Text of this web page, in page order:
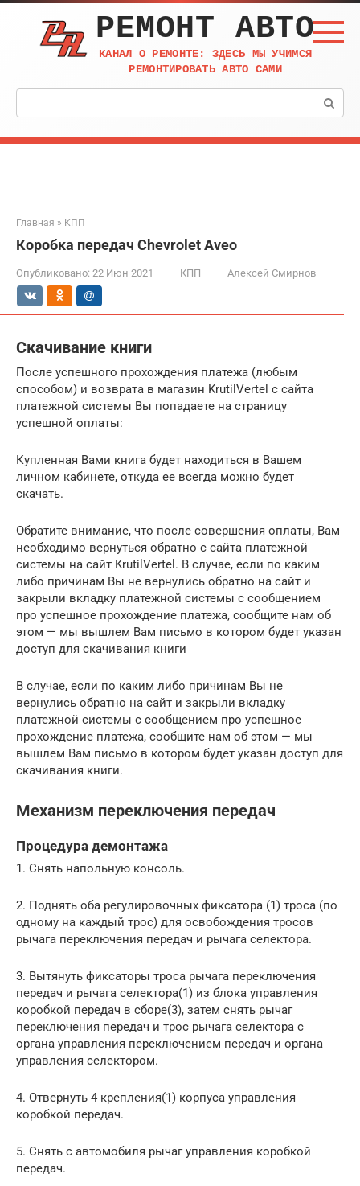
Перейти
контенту
РЕМОНТ АВТО
КАНАЛ О РЕМОНТЕ: ЗДЕСЬ МЫ УЧИМСЯ
РЕМОНТИРОВАТЬ АВТО САМИ
Поиск:
Главная » КПП
Коробка передач Chevrolet Aveo
Опубликовано: 22 Июн 2021 КПП Алексей Смирнов
Скачивание книги
После успешного прохождения платежа (любым
способом) и возврата в магазин KrutilVertel с сайта
платежной системы Вы попадаете на страницу
успешной оплаты:
Купленная Вами книга будет находиться в Вашем
личном кабинете, откуда ее всегда можно будет
скачать.
Обратите внимание, что после совершения оплаты, Вам
необходимо вернуться обратно с сайта платежной
системы на сайт KrutilVertel. В случае, если по каким
либо причинам Вы не вернулись обратно на сайт и
закрыли вкладку платежной системы с сообщением
про успешное прохождение платежа, сообщите нам об
этом — мы вышлем Вам письмо в котором будет указан
доступ для скачивания книги
В случае, если по каким либо причинам Вы не
вернулись обратно на сайт и закрыли вкладку
платежной системы с сообщением про успешное
прохождение платежа, сообщите нам об этом — мы
вышлем Вам письмо в котором будет указан доступ для
скачивания книги.
Механизм переключения передач
Процедура демонтажа
1. Снять напольную консоль.
2. Поднять оба регулировочных фиксатора (1) троса (по
одному на каждый трос) для освобождения тросов
рычага переключения передач и рычага селектора.
3. Вытянуть фиксаторы троса рычага переключения
передач и рычага селектора(1) из блока управления
коробкой передач в сборе(3), затем снять рычаг
переключения передач и трос рычага селектора с
органа управления переключением передач и органа
управления селектором.
4. Отвернуть 4 крепления(1) корпуса управления
коробкой передач.
5. Снять с автомобиля рычаг управления коробкой
передач.